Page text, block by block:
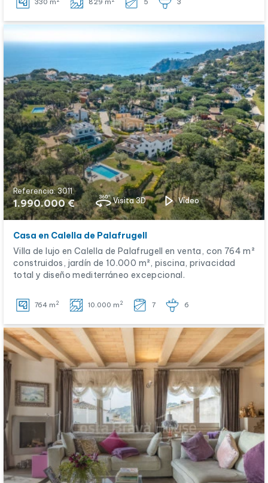
330 m 829 m 5 3
Referencia: 3011
1.990.000 € Visita 3D Vídeo
Casa en Calella de Palafrugell
Villa de lujo en Calella de Palafrugell en venta, con 764 m²
construidos, jardín de 10.000 m², piscina, privacidad
total y diseño mediterráneo excepcional.
764 m 2 10.000 m 2 7 6